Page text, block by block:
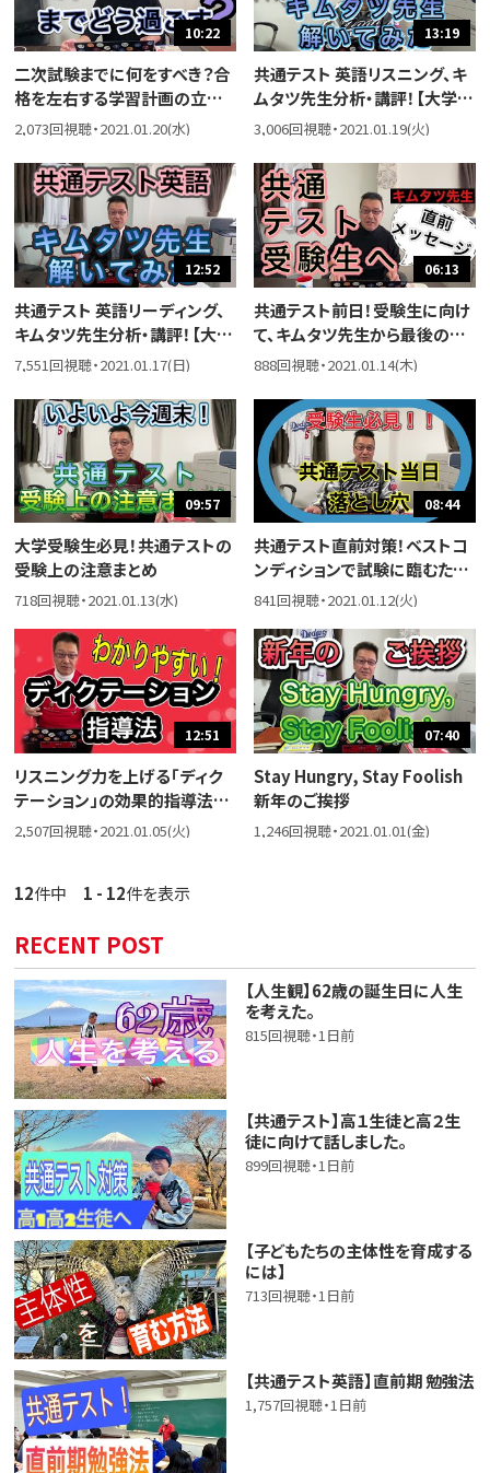
10:22
二次試験までに何をすべき？合
格を左右する学習計画の立て
方【重要】
2,073回視聴・2021.01.20(水)
13:19
共通テスト 英語リスニング、キ
ムタツ先生分析・講評！【大学入
学共通テスト2021】
3,006回視聴・2021.01.19(火)
12:52
共通テスト 英語リーディング、
キムタツ先生分析・講評！【大学
入学共通テスト2021】
7,551回視聴・2021.01.17(日)
06:13
共通テスト前日！受験生に向け
て、キムタツ先生から最後のア
ドバイス！
888回視聴・2021.01.14(木)
09:57
大学受験生必見！共通テストの
受験上の注意まとめ
718回視聴・2021.01.13(水)
08:44
共通テスト直前対策！ベストコ
ンディションで試験に臨むため
に○○に気を付ける！！
841回視聴・2021.01.12(火)
12:51
リスニング力を上げる「ディク
テーション」の効果的指導法、
その手順をご紹介【英語の先生
2,507回視聴・2021.01.05(火)
07:40
Stay Hungry, Stay Foolish
新年のご挨拶
1,246回視聴・2021.01.01(金)
12件中 1 - 12件を表示
RECENT POST
【人生観】62歳の誕生日に人生
を考えた。
815回視聴・1日前
【共通テスト】高１生徒と高２生
徒に向けて話しました。
899回視聴・1日前
【子どもたちの主体性を育成する
には】
713回視聴・1日前
【共通テスト英語】直前期 勉強法
1,757回視聴・1日前